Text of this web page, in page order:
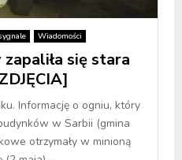
Wiadomości
się stara
Informację o ogniu, który
w Sarbii (gmina
otrzymały w minioną